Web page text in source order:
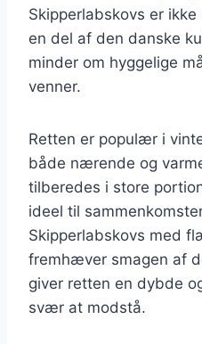
Skipperlabskovs er
en del af den danske
minder om hyggelige
venner.
Retten er populær i
både nærende og
tilberedes i store
ideel til
Skipperlabskovs med
fremhæver smagen af
giver retten en dybde
svær at modstå.